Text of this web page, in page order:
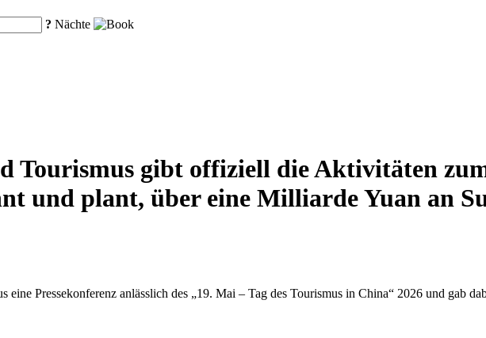
? Nächte
gibt offiziell die Aktivitäten zum
und plant, über eine Milliarde Yuan an
Pressekonferenz anlässlich des „19. Mai – Tag des Tourismus in China“ 2026 und gab